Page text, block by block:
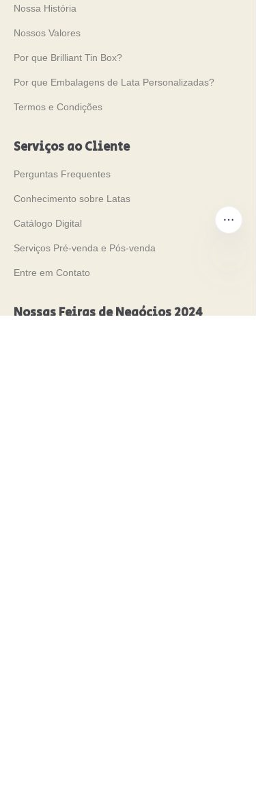
Nossa História
Nossos Valores
Por que Brilliant Tin Box?
Por que Embalagens de Lata Personalizadas?
Termos e Condições
Serviços ao Cliente
Perguntas Frequentes
Conhecimento sobre Latas
Catálogo Digital
Serviços Pré-venda e Pós-venda
Entre em Contato
Nossas Feiras de Negócios 2024